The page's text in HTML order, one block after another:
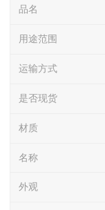
品名
用途范围
运输方式
是否现货
材质
名称
外观